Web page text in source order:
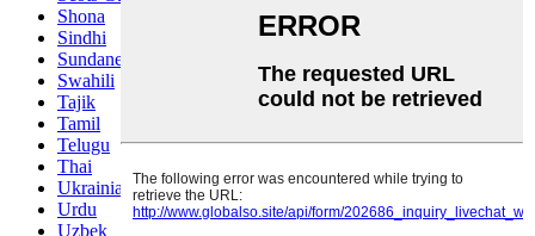
Shona
Sindhi
Sundanese
Swahili
Tajik
Tamil
Telugu
Thai
Ukrainian
Urdu
Uzbek